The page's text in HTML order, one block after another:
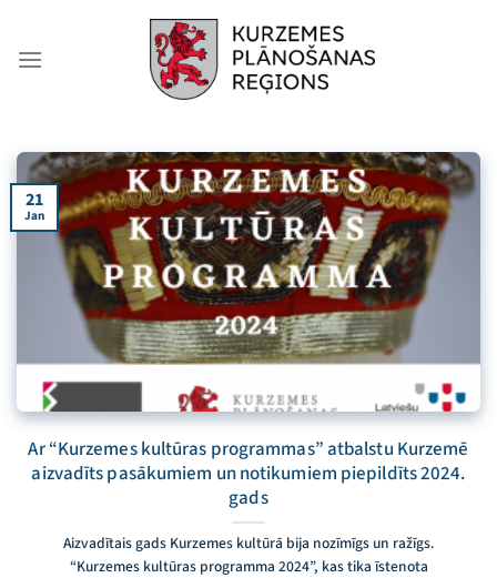
content
Ar “Kurzemes kultūras programmas” atbalstu Kurzemē
aizvadīts pasākumiem un notikumiem piepildīts 2024.
gads
Aizvadītais gads Kurzemes kultūrā bija nozīmīgs un ražīgs.
“Kurzemes kultūras programma 2024”, kas tika īstenota
21
Jan